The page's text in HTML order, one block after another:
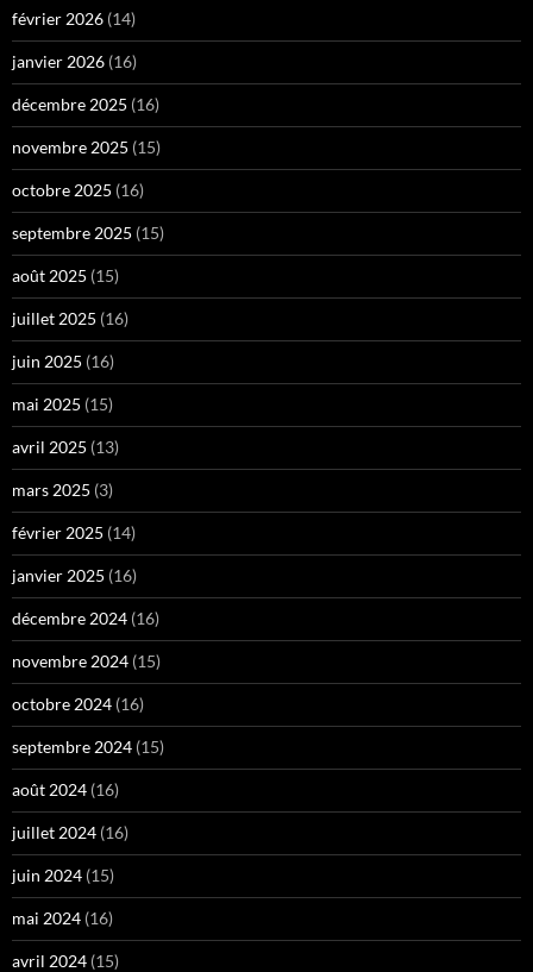
février 2026 (14)
janvier 2026 (16)
décembre 2025 (16)
novembre 2025 (15)
octobre 2025 (16)
septembre 2025 (15)
août 2025 (15)
juillet 2025 (16)
juin 2025 (16)
mai 2025 (15)
avril 2025 (13)
mars 2025 (3)
février 2025 (14)
janvier 2025 (16)
décembre 2024 (16)
novembre 2024 (15)
octobre 2024 (16)
septembre 2024 (15)
août 2024 (16)
juillet 2024 (16)
juin 2024 (15)
mai 2024 (16)
avril 2024 (15)